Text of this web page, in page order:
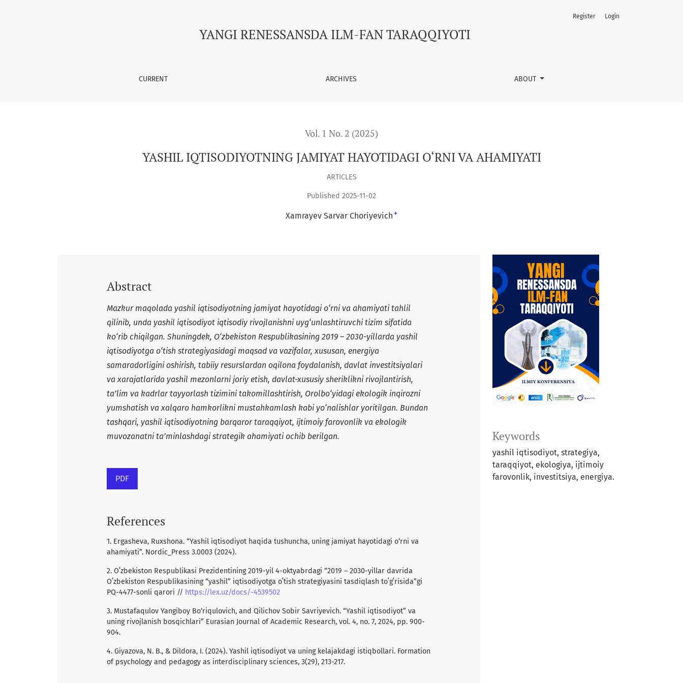
YANGI RENESSANSDA ILM-FAN TARAQQIYOTI
CURRENT ARCHIVES ABOUT
Register Login
Vol. 1 No. 2 (2025)
YASHIL IQTISODIYOTNING JAMIYAT HAYOTIDAGI O‘RNI VA AHAMIYATI
ARTICLES
Published 2025-11-02
Xamrayev Sarvar Choriyevich +
Keywords
yashil iqtisodiyot, strategiya,
taraqqiyot, ekologiya, ijtimoiy
farovonlik, investitsiya, energiya.
Abstract
Mazkur maqolada yashil iqtisodiyotning jamiyat hayotidagi o‘rni va ahamiyati tahlil
qilinib, unda yashil iqtisodiyot iqtisodiy rivojlanishni uyg‘unlashtiruvchi tizim sifatida
ko‘rib chiqilgan. Shuningdek, O‘zbekiston Respublikasining 2019 – 2030-yillarda yashil
iqtisodiyotga o‘tish strategiyasidagi maqsad va vazifalar, xususan, energiya
samaradorligini oshirish, tabiiy resurslardan oqilona foydalanish, davlat investitsiyalari
va xarajatlarida yashil mezonlarni joriy etish, davlat-xususiy sheriklikni rivojlantirish,
ta’lim va kadrlar tayyorlash tizimini takomillashtirish, Orolbo‘yidagi ekologik inqirozni
yumshatish va xalqaro hamkorlikni mustahkamlash kabi yo‘nalishlar yoritilgan. Bundan
tashqari, yashil iqtisodiyotning barqaror taraqqiyot, ijtimoiy farovonlik va ekologik
muvozanatni ta’minlashdagi strategik ahamiyati ochib berilgan.
PDF
References
1. Ergasheva, Ruxshona. “Yashil iqtisodiyot haqida tushuncha, uning jamiyat hayotidagi o‘rni va
ahamiyati”. Nordic_Press 3.0003 (2024).
2. Oʻzbekiston Respublikasi Prezidentining 2019-yil 4-oktyabrdagi “2019 – 2030-yillar davrida
Oʻzbekiston Respublikasining “yashil” iqtisodiyotga oʻtish strategiyasini tasdiqlash toʻgʻrisida”gi
PQ-4477-sonli qarori // https://lex.uz/docs/-4539502
3. Mustafaqulov Yangiboy Bo‘riqulovich, and Qilichov Sobir Savriyevich. “Yashil iqtisodiyot” va
uning rivojlanish bosqichlari” Eurasian Journal of Academic Research, vol. 4, no. 7, 2024, pp. 900-
904.
4. Giyazova, N. B., & Dildora, I. (2024). Yashil iqtisodiyot va uning kelajakdagi istiqbollari. Formation
of psychology and pedagogy as interdisciplinary sciences, 3(29), 213-217.